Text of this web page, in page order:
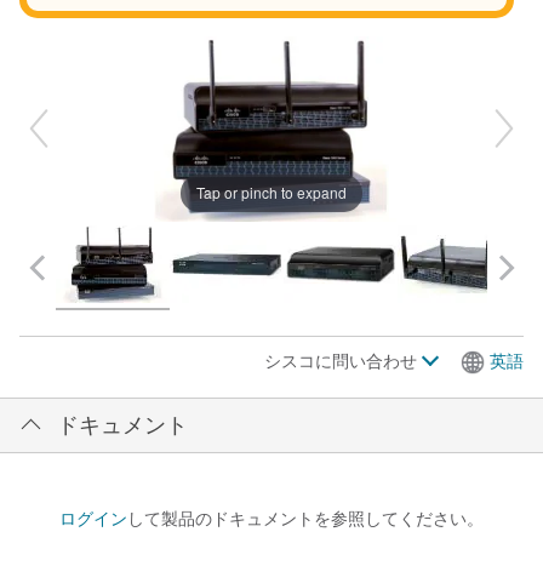
Tap or pinch to expand
シスコに問い合わせ 英語
ドキュメント
ログイン して製品のドキュメントを参照してください。